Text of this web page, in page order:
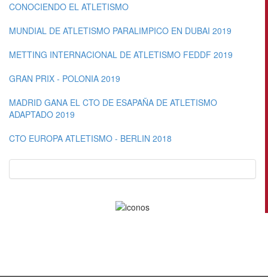
CONOCIENDO EL ATLETISMO
MUNDIAL DE ATLETISMO PARALIMPICO EN DUBAI 2019
METTING INTERNACIONAL DE ATLETISMO FEDDF 2019
GRAN PRIX - POLONIA 2019
MADRID GANA EL CTO DE ESAPAÑA DE ATLETISMO
ADAPTADO 2019
CTO EUROPA ATLETISMO - BERLIN 2018